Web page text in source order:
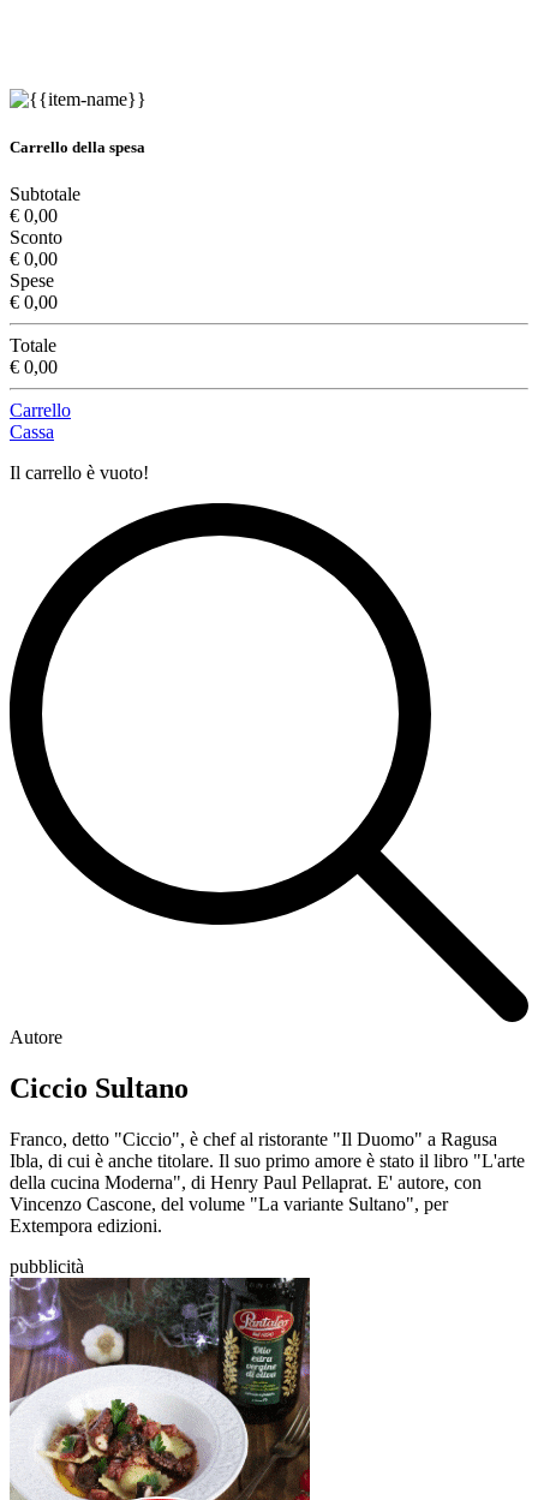
Carrello della spesa
Subtotale
€ 0,00
Sconto
€ 0,00
Spese
€ 0,00
Totale
€ 0,00
Carrello
Cassa
Il carrello è vuoto!
Autore
Ciccio Sultano
Franco, detto "Ciccio", è chef al ristorante "Il Duomo" a Ragusa
Ibla, di cui è anche titolare. Il suo primo amore è stato il libro "L'arte
della cucina Moderna", di Henry Paul Pellaprat. E' autore, con
Vincenzo Cascone, del volume "La variante Sultano", per
Extempora edizioni.
pubblicità